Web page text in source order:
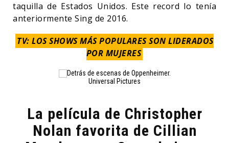
taquilla de Estados Unidos. Este record lo tenía
anteriormente Sing de 2016.
TV: LOS SHOWS MÁS POPULARES SON LIDERADOS
POR MUJERES
Universal Pictures
La película de Christopher
Nolan favorita de Cillian